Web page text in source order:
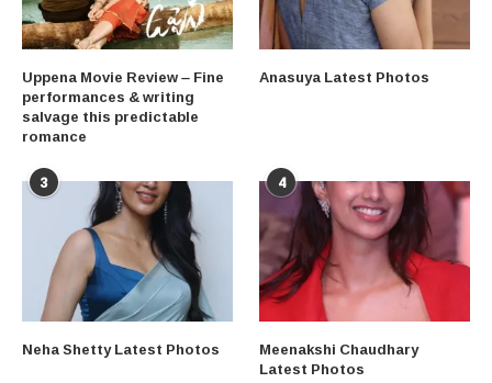
Uppena Movie Review – Fine
performances & writing
salvage this predictable
romance
Anasuya Latest Photos
3
Neha Shetty Latest Photos
4
Meenakshi Chaudhary
Latest Photos